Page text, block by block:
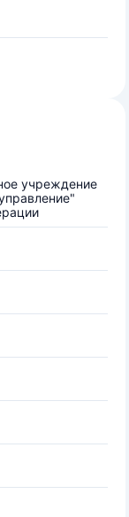
учреждение